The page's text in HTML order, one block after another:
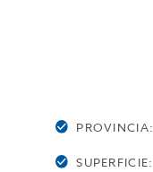
PROVINCIA:
SUPERFICIE: